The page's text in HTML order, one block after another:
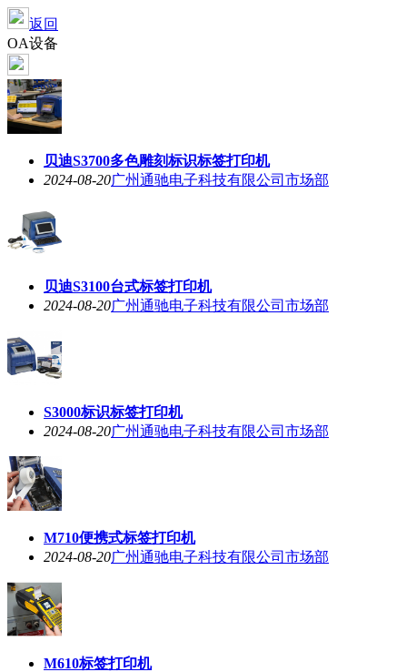
返回
OA设备
贝迪S3700多色雕刻标识标签打印机
2024-08-20广州通驰电子科技有限公司市场部
贝迪S3100台式标签打印机
2024-08-20广州通驰电子科技有限公司市场部
S3000标识标签打印机
2024-08-20广州通驰电子科技有限公司市场部
M710便携式标签打印机
2024-08-20广州通驰电子科技有限公司市场部
M610标签打印机